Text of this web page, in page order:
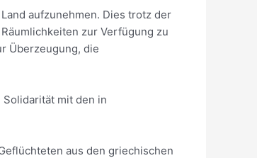
aufzunehmen. Dies trotz der
zur Verfügung zu
Überzeugung, die
mit den in
aus den griechischen